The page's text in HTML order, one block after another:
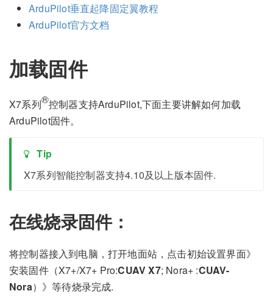
ArduPilot垂直起降固定翼教程
ArduPilot官方文档
加载固件
X7系列®控制器支持ArduPilot,下面主要讲解如何加载
ArduPilot固件。
Tip
X7系列智能控制器支持4.10及以上版本固件.
在线烧录固件：
将控制器接入到电脑，打开地面站，点击初始设置界面》
安装固件（X7+/X7+ Pro:CUAV X7; Nora+ :CUAV-
Nora）》等待烧录完成.